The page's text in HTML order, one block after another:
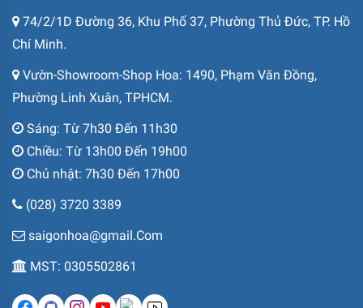
74/2/1D Đường 36, Khu Phố 37, Phường Thủ Đức, TP. Hồ
Chí Minh.
Vườn-Showroom-Shop Hoa: 1490, Phạm Văn Đồng,
Phường Linh Xuân, TPHCM.
Sáng: Từ 7h30 Đến 11h30
Chiều: Từ 13h00 Đến 19h00
Chủ nhật: 7h30 Đến 17h00
(028) 3720 3389
saigonhoa@gmail.Com
MST: 0305502861